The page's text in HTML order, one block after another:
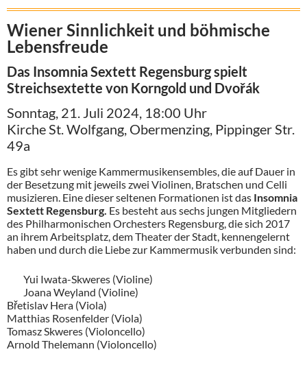
Wiener Sinnlichkeit und böhmische
Lebensfreude
Das Insomnia Sextett Regensburg spielt
Streichsextette von Korngold und Dvořák
Sonntag, 21. Juli 2024, 18:00 Uhr
Kirche St. Wolfgang, Obermenzing, Pippinger Str.
49a
Es gibt sehr wenige Kammermusikensembles, die auf Dauer in
der Besetzung mit jeweils zwei Violinen, Bratschen und Celli
musizieren. Eine dieser seltenen Formationen ist das Insomnia
Sextett Regensburg. Es besteht aus sechs jungen Mitgliedern
des Philharmonischen Orchesters Regensburg, die sich 2017
an ihrem Arbeitsplatz, dem Theater der Stadt, kennengelernt
haben und durch die Liebe zur Kammermusik verbunden sind:
Yui Iwata-Skweres (Violine)
Joana Weyland (Violine)
Břetislav Hera (Viola)
Matthias Rosenfelder (Viola)
Tomasz Skweres (Violoncello)
Arnold Thelemann (Violoncello)